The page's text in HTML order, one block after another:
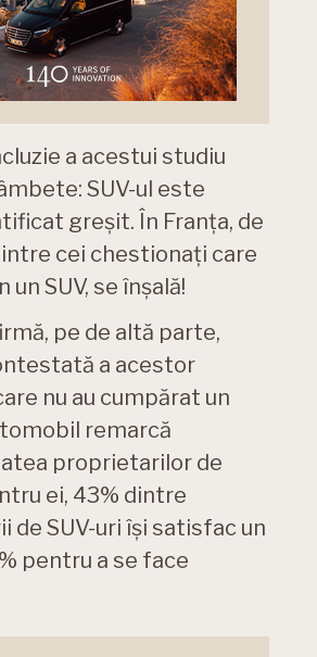
a acestui studiu
SUV-ul este
greșit. În Franța, de
cei chestionați care
un SUV, se înșală!
pe de altă parte,
a acestor
nu au cumpărat un
remarcă
proprietarilor de
ei, 43% dintre
de SUV-uri își satisfac un
pentru a se face